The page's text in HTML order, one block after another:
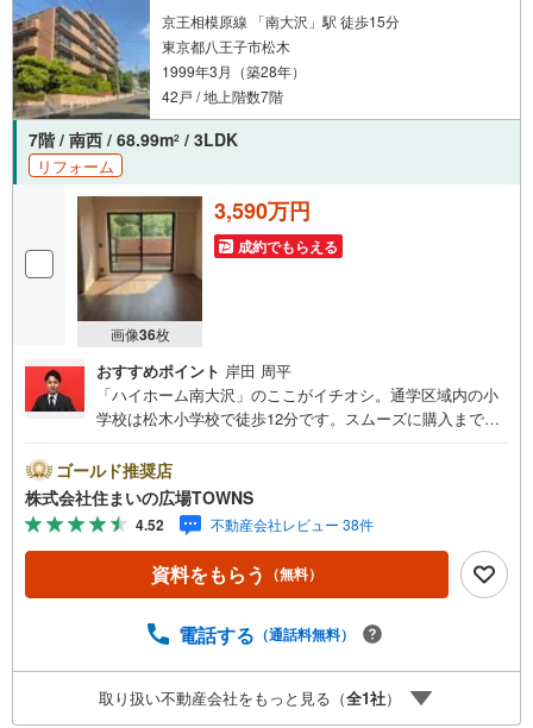
京王相模原線 「南大沢」駅 徒歩15分
東京都八王子市松木
1999年3月（築28年）
42戸 / 地上階数7階
7階 / 南西 / 68.99m2 / 3LDK
リフォーム
画像36枚
3,590万円
成約でもらえる
おすすめポイント 岸田 周平
「ハイホーム南大沢」のここがイチオシ。通学区域内の小
学校は松木小学校で徒歩12分です。スムーズに購入まで辿
のびのび走り回れる3LDKの物件はこちらです。専有面積が
68.99平米と十分な広さでゆったりと生活できるのではない
のでしょうか。荷物が届く予定があっても、宅配ボックス
があれば気にせず外出することができます。駅から徒歩15
分の物件はいかがですか。浴室乾燥機のあるお風呂場は洗
濯物を干すときにも便利です。多くの方に好評な、清潔感
ック設備で、女性にもおすすめできる物件です。13.71平米
のある3LDKの物件情報は当社まで。機能的で使いやすいシ
ステムキッチン付きなので、お料理を楽しめます。防犯カ
ゴールド推奨店
株式会社住まいの広場TOWNS
4.52 不動産会社レビュー 38件
資料をもらう （無料）
電話する （通話料無料）
取り扱い不動産会社をもっと見る（全1社）